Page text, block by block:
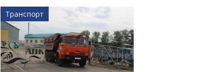
Транспорт